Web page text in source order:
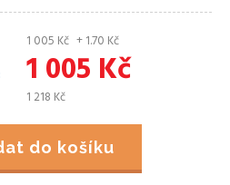
1 005 Kč + 1.70 Kč
1 005 Kč
1 218 Kč
do košíku